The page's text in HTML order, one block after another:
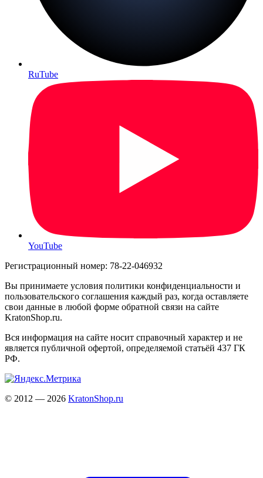
RuTube
YouTube
Регистрационный номер: 78-22-046932
Вы принимаете условия политики конфиденциальности и
пользовательского соглашения каждый раз, когда оставляете
свои данные в любой форме обратной связи на сайте
KratonShop.ru.
Вся информация на сайте носит справочный характер и не
является публичной офертой, определяемой статьёй 437 ГК
РФ.
© 2012 — 2026 KratonShop.ru